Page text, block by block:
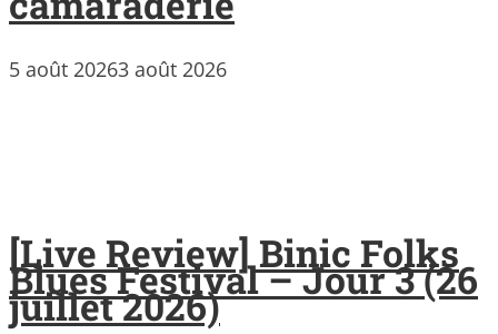
5 août 20263 août 2026
[Live Review] Binic Folks
Blues Festival – Jour 3 (26
juillet 2026)